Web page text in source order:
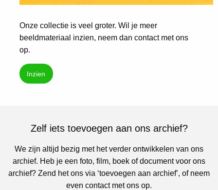
Onze collectie is veel groter. Wil je meer
beeldmateriaal inzien, neem dan contact met ons
op.
Inzien
Zelf iets toevoegen aan ons archief?
We zijn altijd bezig met het verder ontwikkelen van ons
archief. Heb je een foto, film, boek of document voor ons
archief? Zend het ons via ‘toevoegen aan archief’, of neem
even contact met ons op.